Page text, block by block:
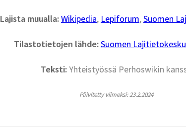
Lajista muualla:Wikipedia, Lepiforum,Suomen
Tilastotietojen lähde:Suomen
Teksti:Yhteistyössä Perhoswikin
Päivitetty viimeksi: 23.2.2024